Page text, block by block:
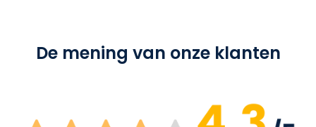
De mening van onze klanten